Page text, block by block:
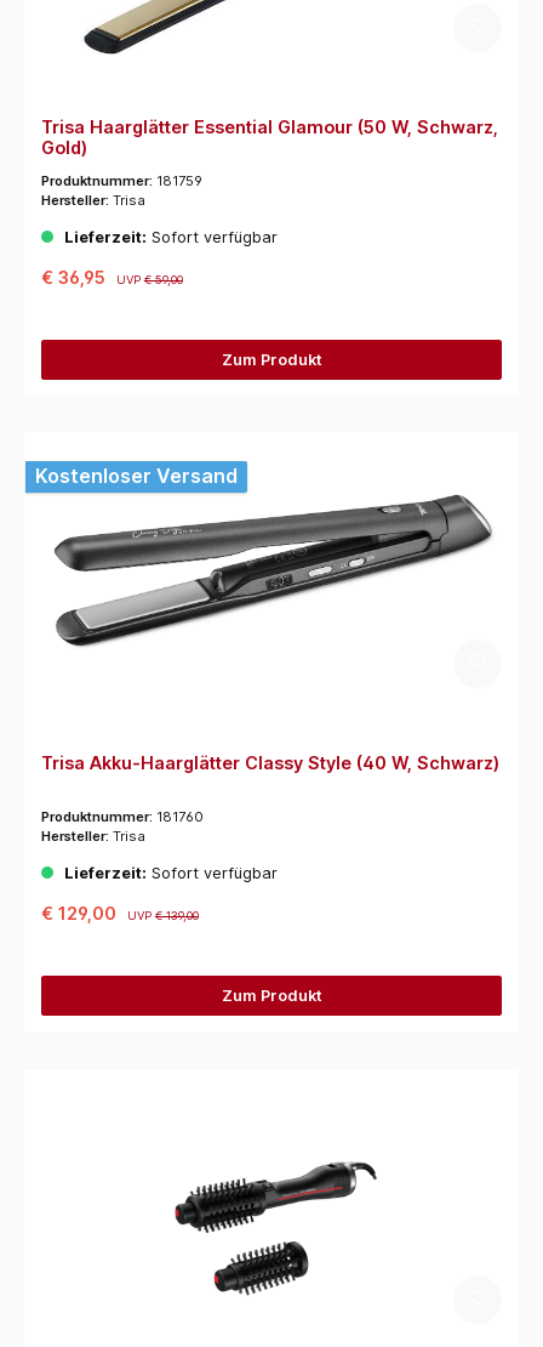
Trisa Haarglätter Essential Glamour (50 W, Schwarz,
Gold)
Produktnummer: 181759
Hersteller: Trisa
Lieferzeit: Sofort verfügbar
€ 36,95 UVP€ 59,00
Zum Produkt
Kostenloser Versand
Trisa Akku-Haarglätter Classy Style (40 W, Schwarz)
Produktnummer: 181760
Hersteller: Trisa
Lieferzeit: Sofort verfügbar
€ 129,00 UVP€ 139,00
Zum Produkt